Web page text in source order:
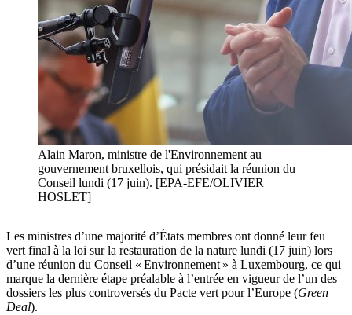
Alain Maron, ministre de l'Environnement au
gouvernement bruxellois, qui présidait la réunion du
Conseil lundi (17 juin). [EPA-EFE/OLIVIER
HOSLET]
Les ministres d’une majorité d’États membres ont donné leur feu
vert final à la loi sur la restauration de la nature lundi (17 juin) lors
d’une réunion du Conseil « Environnement » à Luxembourg, ce qui
marque la dernière étape préalable à l’entrée en vigueur de l’un des
dossiers les plus controversés du Pacte vert pour l’Europe (Green
Deal).